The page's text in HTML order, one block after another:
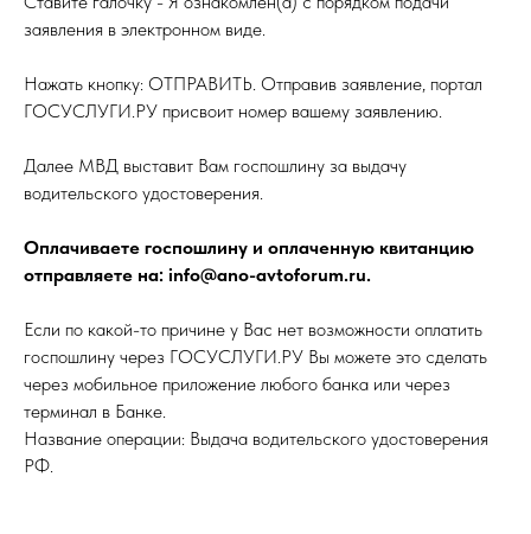
заявления в электронном виде.
Нажать кнопку: ОТПРАВИТЬ. Отправив заявление, портал
ГОСУСЛУГИ.РУ присвоит номер вашему заявлению.
Далее МВД выставит Вам госпошлину за выдачу
водительского удостоверения.
Оплачиваете госпошлину и оплаченную квитанцию
отправляете на: info@ano-avtoforum.ru.
Если по какой-то причине у Вас нет возможности оплатить
госпошлину через ГОСУСЛУГИ.РУ Вы можете это сделать
через мобильное приложение любого банка или через
терминал в Банке.
Название операции: Выдача водительского удостоверения
РФ.